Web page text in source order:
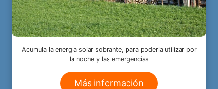
Acumula la energía solar sobrante, para poderla utilizar por
la noche y las emergencias
Más información